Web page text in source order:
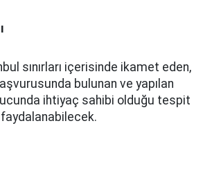
sınırları içerisinde ikamet eden,
bulunan ve yapılan
ihtiyaç sahibi olduğu tespit